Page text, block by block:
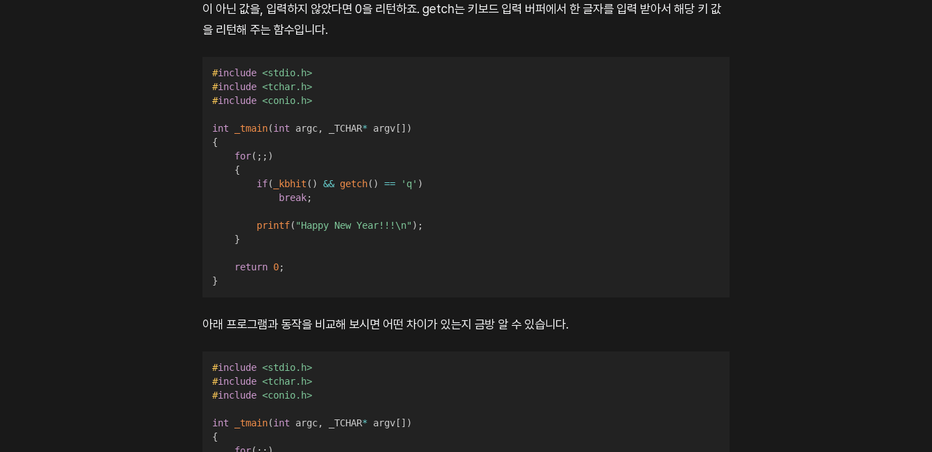
이 아닌 값을, 입력하지 않았다면 0을 리턴하죠. getch는 키보드 입력 버퍼에서 한 글자를 입력 받아서 해당 키 값
을 리턴해 주는 함수입니다.
#include <stdio.h>
#include <tchar.h>
#include <conio.h>
int _tmain(int argc, _TCHAR* argv[ ] )
{
for( ; ; )
{
if( _kbhit ( ) && getch( ) == 'q' )
break;
printf( "Happy New Year!!!\n" ) ;
}
return 0;
}
아래 프로그램과 동작을 비교해 보시면 어떤 차이가 있는지 금방 알 수 있습니다.
#include <stdio.h>
#include <tchar.h>
#include <conio.h>
int _tmain(int argc, _TCHAR* argv[ ] )
{